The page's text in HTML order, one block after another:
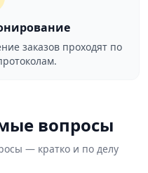
заказов проходят по
вопросы
— кратко и по делу